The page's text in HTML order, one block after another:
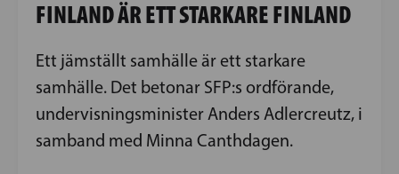
FINLAND ÄR ETT STARKARE FINLAND
Ett jämställt samhälle är ett starkare
samhälle. Det betonar SFP:s ordförande,
undervisningsminister Anders Adlercreutz, i
samband med Minna Canthdagen.